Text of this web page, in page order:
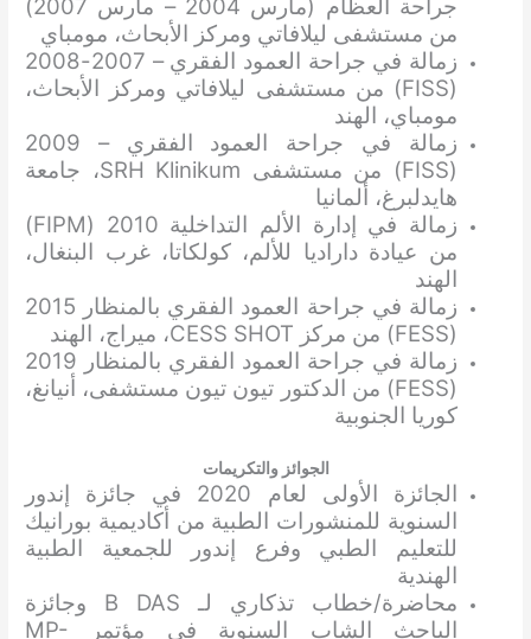
جراحة العظام (مارس 2004 – مارس 2007)
من مستشفى ليلافاتي ومركز الأبحاث، مومباي
زمالة في جراحة العمود الفقري – 2007-2008
(FISS) من مستشفى ليلافاتي ومركز الأبحاث،
مومباي، الهند
زمالة في جراحة العمود الفقري – 2009
(FISS) من مستشفى SRH Klinikum، جامعة
هايدلبرغ، ألمانيا
زمالة في إدارة الألم التداخلية 2010 (FIPM)
من عيادة داراديا للألم، كولكاتا، غرب البنغال،
الهند
زمالة في جراحة العمود الفقري بالمنظار 2015
(FESS) من مركز CESS SHOT، ميراج، الهند
زمالة في جراحة العمود الفقري بالمنظار 2019
(FESS) من الدكتور تيون تيون مستشفى، أنيانغ،
كوريا الجنوبية
الجوائز والتكريمات
الجائزة الأولى لعام 2020 في جائزة إندور
السنوية للمنشورات الطبية من أكاديمية بورانيك
للتعليم الطبي وفرع إندور للجمعية الطبية
الهندية
محاضرة/خطاب تذكاري لـ B DAS وجائزة
الباحث الشاب السنوية في مؤتمر MP-